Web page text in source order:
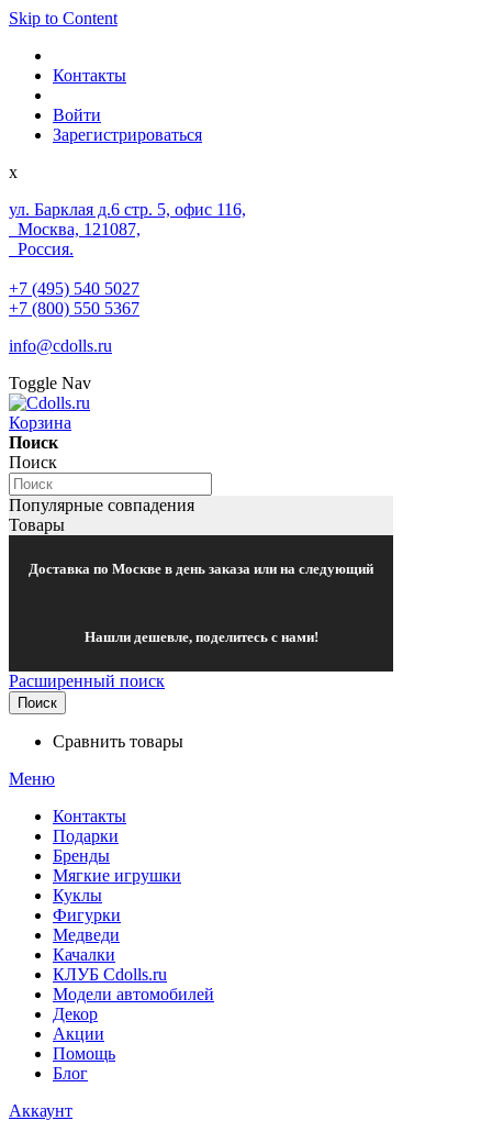
Skip to Content
Контакты
Войти
Зарегистрироваться
x
ул. Барклая д.6 стр. 5, офис 116,
Москва, 121087,
Россия.
+7 (495) 540 5027
+7 (800) 550 5367
info@cdolls.ru
Toggle Nav
Корзина
Поиск
Поиск
Популярные совпадения
Товары
Доставка по Москве в день заказа или на следующий
Нашли дешевле, поделитесь с нами!
Расширенный поиск
Поиск
Сравнить товары
Меню
Контакты
Подарки
Бренды
Мягкие игрушки
Куклы
Фигурки
Медведи
Качалки
КЛУБ Cdolls.ru
Модели автомобилей
Декор
Акции
Помощь
Блог
Аккаунт